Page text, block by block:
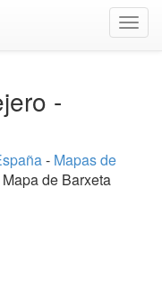
-
- Mapas de
de Barxeta